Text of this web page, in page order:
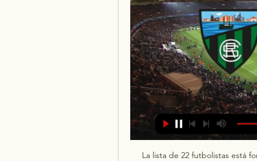
La lista de 22 futbolistas está